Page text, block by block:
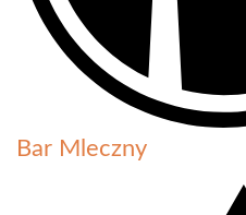
Bar Mleczny